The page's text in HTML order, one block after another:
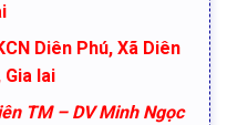
Diên Phú, Xã Diên
Gia lai
TM – DV Minh Ngọc